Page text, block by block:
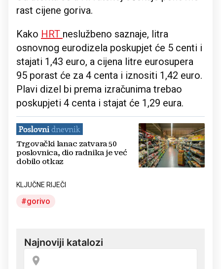
rast cijene goriva.
Kako HRT neslužbeno saznaje, litra
osnovnog eurodizela poskupjet će 5 centi i
stajati 1,43 euro, a cijena litre eurosupera
95 porast će za 4 centa i iznositi 1,42 euro.
Plavi dizel bi prema izračunima trebao
poskupjeti 4 centa i stajat će 1,29 eura.
Trgovački lanac zatvara 50
poslovnica, dio radnika je već
dobilo otkaz
KLJUČNE RIJEČI
gorivo